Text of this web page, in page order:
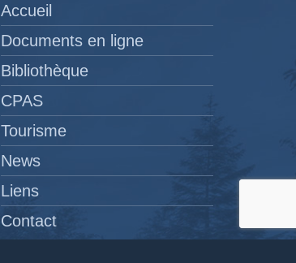
Accueil
Documents en ligne
Bibliothèque
CPAS
Tourisme
News
Liens
Contact